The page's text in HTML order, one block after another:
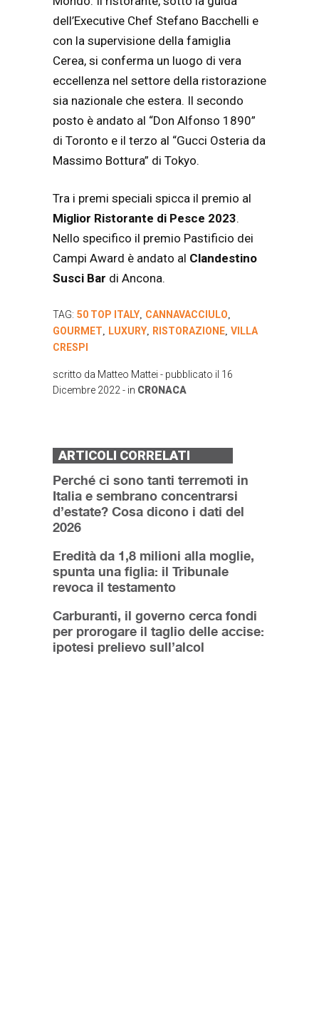
dell’Executive Chef Stefano Bacchelli e
con la supervisione della famiglia
Cerea, si conferma un luogo di vera
eccellenza nel settore della ristorazione
sia nazionale che estera. Il secondo
posto è andato al “Don Alfonso 1890”
di Toronto e il terzo al “Gucci Osteria da
Massimo Bottura” di Tokyo.
Tra i premi speciali spicca il premio al
Miglior Ristorante di Pesce 2023.
Nello specifico il premio Pastificio dei
Campi Award è andato al Clandestino
Susci Bar di Ancona.
TAG: 50 TOP ITALY CANNAVACCIULO
GOURMET LUXURY RISTORAZIONE VILLA
CRESPI
scritto da Matteo Mattei - pubblicato il 16
Dicembre 2022 - in CRONACA
ARTICOLI CORRELATI
Perché ci sono tanti terremoti in
Italia e sembrano concentrarsi
d’estate? Cosa dicono i dati del
2026
Eredità da 1,8 milioni alla moglie,
spunta una figlia: il Tribunale
revoca il testamento
Carburanti, il governo cerca fondi
per prorogare il taglio delle accise:
ipotesi prelievo sull’alcol